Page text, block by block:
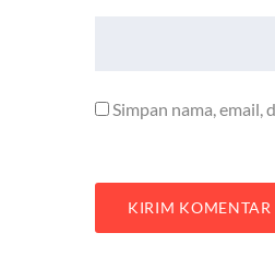
Simpan nama, email,